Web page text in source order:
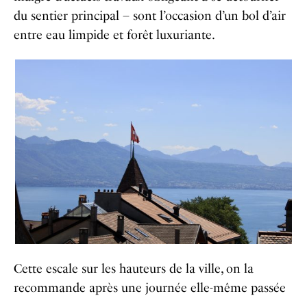
du sentier principal – sont l’occasion d’un bol d’air
entre eau limpide et forêt luxuriante.
Cette escale sur les hauteurs de la ville, on la
recommande après une journée elle-même passée